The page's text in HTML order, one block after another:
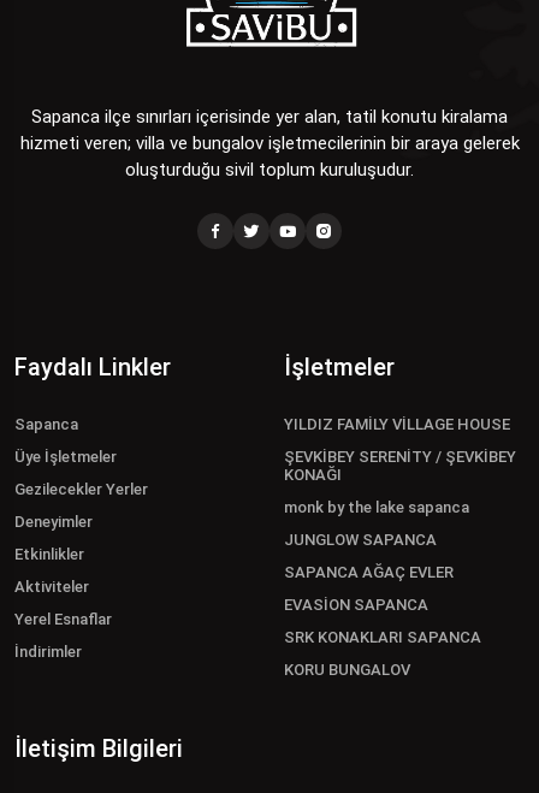
Sapanca ilçe sınırları içerisinde yer alan, tatil konutu kiralama
hizmeti veren; villa ve bungalov işletmecilerinin bir araya gelerek
oluşturduğu sivil toplum kuruluşudur.
Faydalı Linkler
Sapanca
Üye İşletmeler
Gezilecekler Yerler
Deneyimler
Etkinlikler
Aktiviteler
Yerel Esnaflar
İndirimler
İşletmeler
YILDIZ FAMİLY VİLLAGE HOUSE
ŞEVKİBEY SERENİTY / ŞEVKİBEY
KONAĞI
monk by the lake sapanca
JUNGLOW SAPANCA
SAPANCA AĞAÇ EVLER
EVASİON SAPANCA
SRK KONAKLARI SAPANCA
KORU BUNGALOV
İletişim Bilgileri